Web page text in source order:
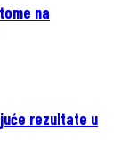
na
rezultate u